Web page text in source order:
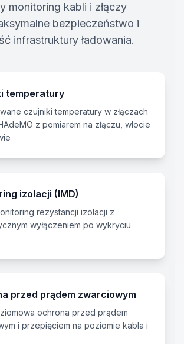
monitoring kabli i złączy
bezpieczeństwo i
infrastruktury ładowania.
temperatury
czujniki temperatury w złączach
z pomiarem na złączu, wlocie
izolacji (IMD)
rezystancji izolacji z
wyłączeniem po wykryciu
przed prądem zwarciowym
ochrona przed prądem
i przepięciem na poziomie kabla i